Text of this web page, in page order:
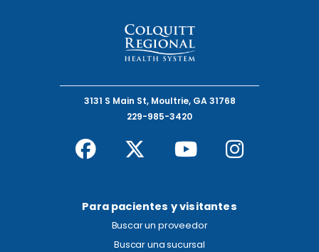
3131 S Main St, Moultrie, GA 31768
229-985-3420
Para pacientes y visitantes
Buscar un proveedor
Buscar una sucursal